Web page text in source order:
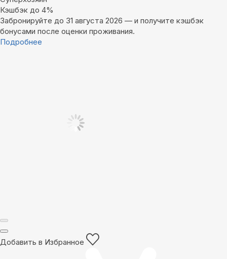
Кэшбэк до 4%
Забронируйте до 31 августа 2026 — и получите кэшбэк
бонусами после оценки проживания.
Подробнее
Добавить в Избранное